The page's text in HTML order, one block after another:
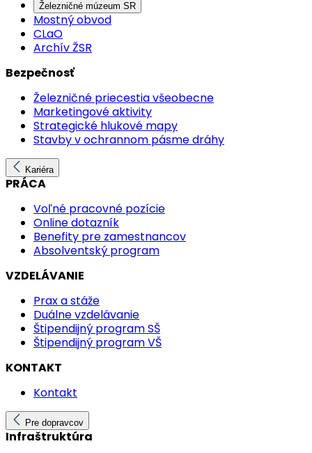
Železničné múzeum SR
Mostný obvod
CLaO
Archív ŽSR
Bezpečnosť
Železničné priecestia všeobecne
Marketingové aktivity
Strategické hlukové mapy
Stavby v ochrannom pásme dráhy
Kariéra
PRÁCA
Voľné pracovné pozície
Online dotazník
Benefity pre zamestnancov
Absolventský program
VZDELÁVANIE
Prax a stáže
Duálne vzdelávanie
Štipendijný program SŠ
Štipendijný program VŠ
KONTAKT
Kontakt
Pre dopravcov
Infraštruktúra